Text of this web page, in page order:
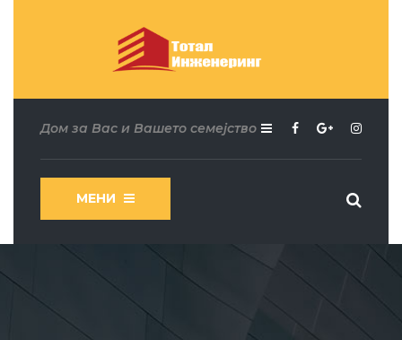
Дом за Вас и Вашето семејство
МЕНИ